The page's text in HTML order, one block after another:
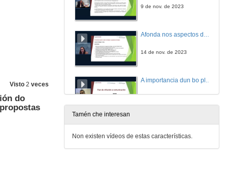
Visto 2 veces
do
9 de nov. de 2023
Afonda nos aspectos de análise de necesidades, cadro lóxico, deseño de paquetes de traballo e calidade, difusión e sustentabilidade da túa proposta (II).
14 de nov. de 2023
Introdución a xestión técnica e financeira do teu proxecto
Tamén che interesan
Non existen vídeos de estas características.